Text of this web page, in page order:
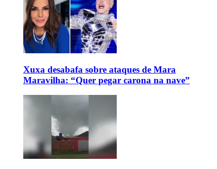
Xuxa desabafa sobre ataques de Mara
Maravilha: “Quer pegar carona na nave”